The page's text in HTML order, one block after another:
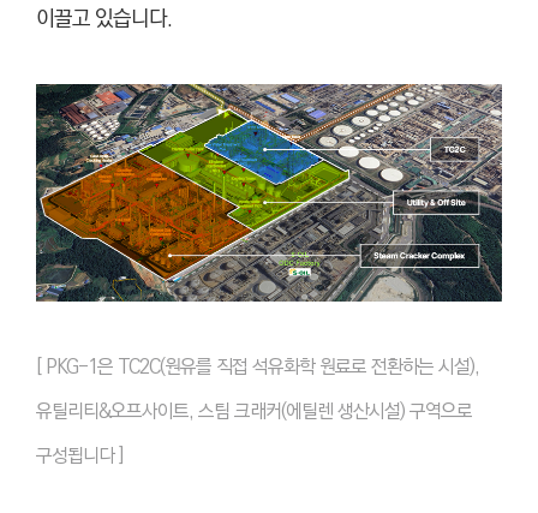
이끌고 있습니다.
[ PKG-1은 TC2C(원유를 직접 석유화학 원료로 전환하는 시설),
유틸리티&오프사이트, 스팀 크래커(에틸렌 생산시설) 구역으로
구성됩니다 ]